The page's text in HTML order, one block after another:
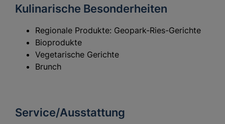
Kulinarische Besonderheiten
Regionale Produkte: Geopark-Ries-Gerichte
Bioprodukte
Vegetarische Gerichte
Brunch
Service/Ausstattung